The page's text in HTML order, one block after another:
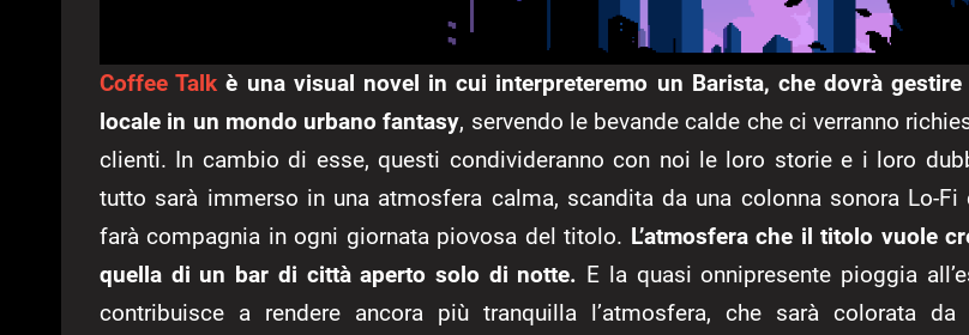
Coffee Talk è una visual novel in cui interpreteremo un Barista, che dovrà
locale in un mondo urbano fantasy, servendo le bevande calde che ci verranno
clienti. In cambio di esse, questi condivideranno con noi le loro storie e i loro
tutto sarà immerso in una atmosfera calma, scandita da una colonna sonora Lo-Fi
farà compagnia in ogni giornata piovosa del titolo. L’atmosfera che il titolo vuole
quella di un bar di città aperto solo di notte. E la quasi onnipresente pioggia
contribuisce a rendere ancora più tranquilla l’atmosfera, che sarà colorata